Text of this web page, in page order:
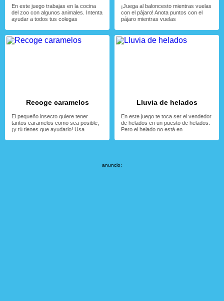
En este juego trabajas en la cocina
del zoo con algunos animales. Intenta
ayudar a todos tus colegas
¡Juega al baloncesto mientras vuelas
con el pájaro! Anota puntos con el
pájaro mientras vuelas
Recoge caramelos
El pequeño insecto quiere tener
tantos caramelos como sea posible,
¡y tú tienes que ayudarlo! Usa
Lluvia de helados
En este juego te toca ser el vendedor
de helados en un puesto de helados.
Pero el helado no está en
anuncio: